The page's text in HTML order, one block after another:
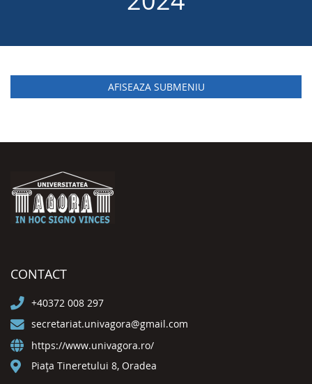
AFISEAZA SUBMENIU
CONTACT
+40372 008 297
secretariat.univagora@gmail.com
https://www.univagora.ro/
Piața Tineretului 8, Oradea